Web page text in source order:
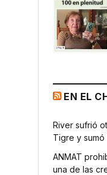
EN EL
River sufrió
Tigre y
ANMAT
una de las